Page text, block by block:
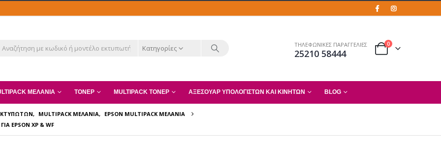
Κατηγορίες ΤΗΛΕΦΩΝΙΚΕΣ ΠΑΡΑΓΓΕΛΙΕΣ
25210 58444
0
ΜΕΛΆΝΙΑ ΤΌΝΕΡ MULTIPACK ΤΌΝΕΡ ΑΞΕΣΟΥΆΡ ΥΠΟΛΟΓΙΣΤΏΝ ΚΑΙ ΚΙΝΗΤΏΝ BLOG
, MULTIPACK ΜΕΛΆΝΙΑ, EPSON MULTIPACK ΜΕΛΆΝΙΑ
EPSON XP & WF